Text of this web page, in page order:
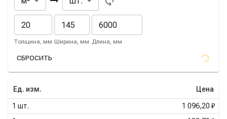
Толщина, мм Ширина, мм Длина, мм
СБРОСИТЬ
Ед. изм. Цена
1 шт.
1 096,20 ₽